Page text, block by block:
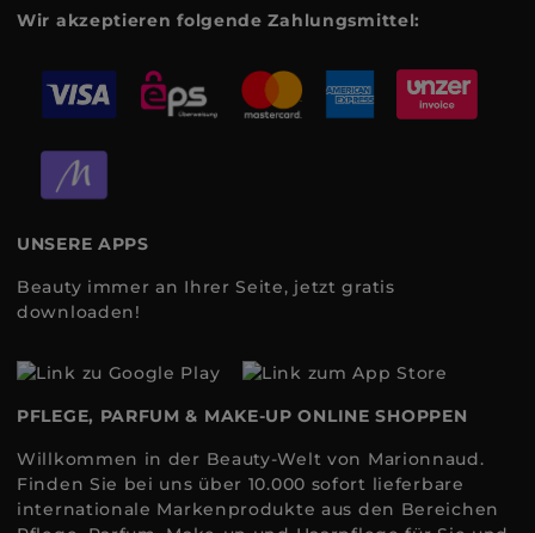
Wir akzeptieren folgende Zahlungsmittel:
UNSERE APPS
Beauty immer an Ihrer Seite, jetzt gratis
downloaden!
PFLEGE, PARFUM & MAKE-UP ONLINE SHOPPEN
Willkommen in der Beauty-Welt von Marionnaud.
Finden Sie bei uns über 10.000 sofort lieferbare
internationale Markenprodukte aus den Bereichen